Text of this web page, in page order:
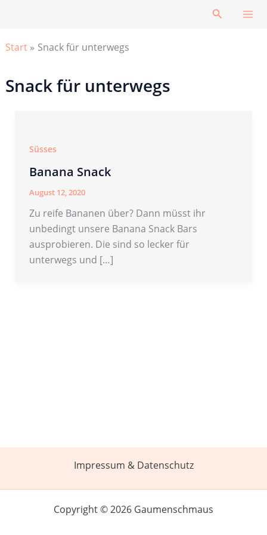
Suchen
Start Snack für unterwegs
Snack für unterwegs
Süsses
Banana Snack
August 12, 2020
Zu reife Bananen über? Dann müsst ihr
unbedingt unsere Banana Snack Bars
ausprobieren. Die sind so lecker für
unterwegs und […]
Impressum & Datenschutz
Copyright © 2026 Gaumenschmaus